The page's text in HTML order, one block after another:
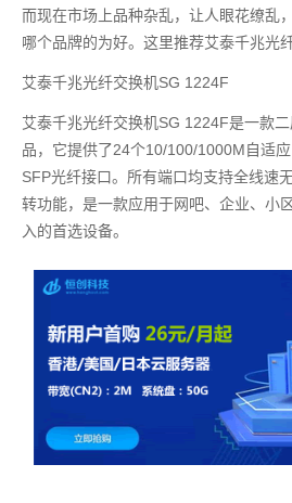
而现在市场上品种杂乱，让人眼花缭乱
哪个品牌的为好。这里推荐艾泰千兆光
艾泰千兆光纤交换机SG 1224F
艾泰千兆光纤交换机SG 1224F是一款
品，它提供了24个10/100/1000M自适
SFP光纤接口。所有端口均支持全线速
转功能，是一款应用于网吧、企业、小
入的首选设备。